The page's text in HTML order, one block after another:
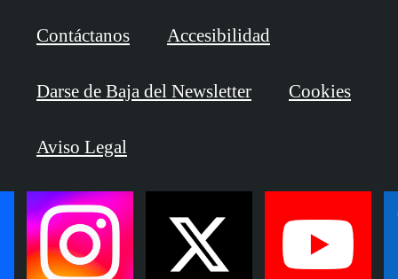
Contáctanos Accesibilidad
Darse de Baja del Newsletter Cookies
Aviso Legal